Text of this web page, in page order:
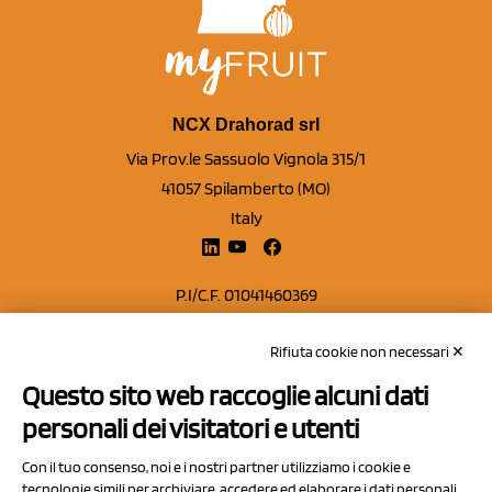
NCX Drahorad srl
Via Prov.le Sassuolo Vignola 315/1
41057 Spilamberto (MO)
Italy
P.I/C.F. 01041460369
Capitale sociale Euro 50.000,00 i.v.
Contatti
Privacy Policy
Rifiuta cookie non necessari ✕
Questo sito web raccoglie alcuni dati
personali dei visitatori e utenti
Con il tuo consenso, noi e i nostri partner utilizziamo i cookie e